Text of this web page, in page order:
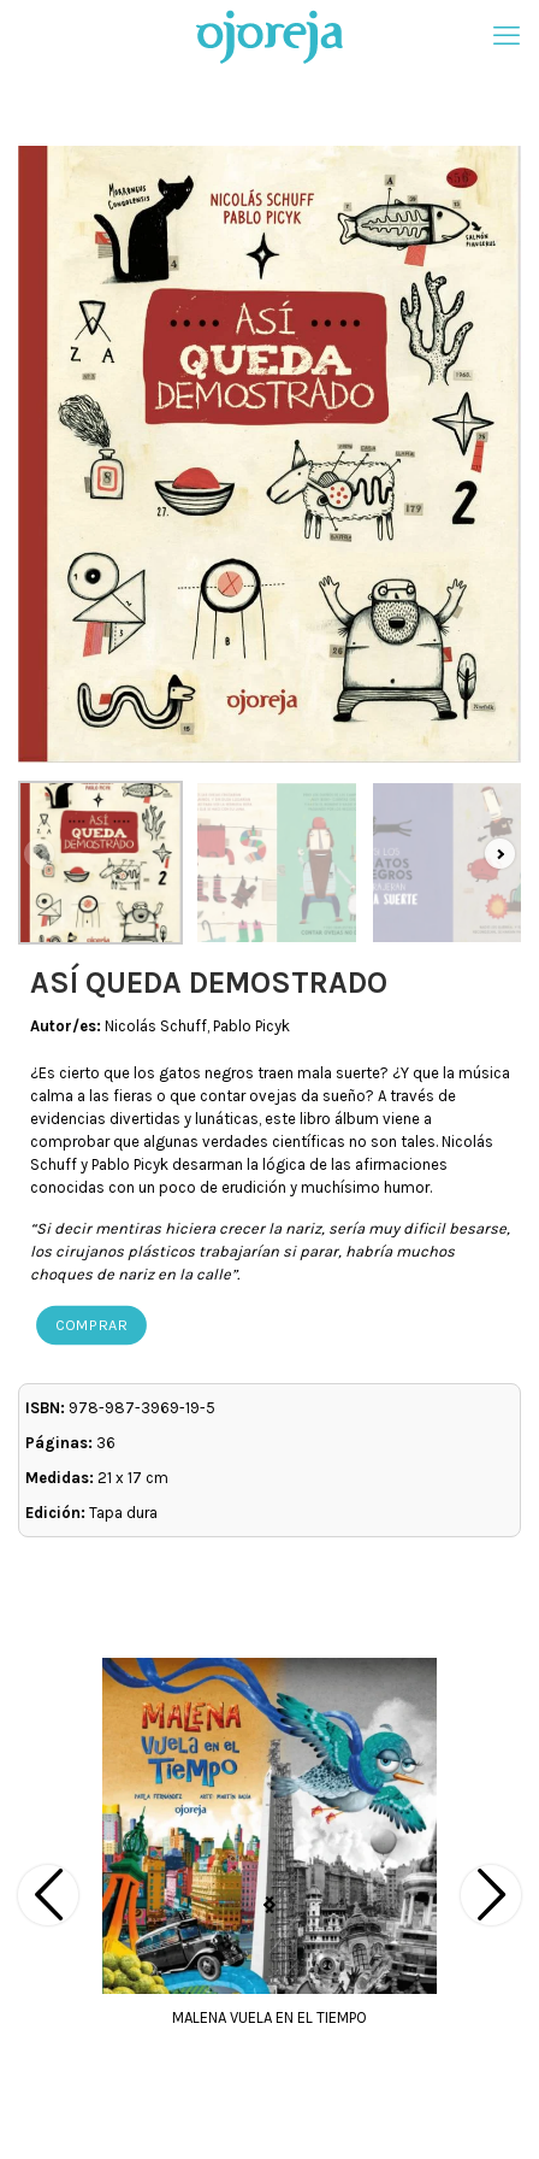
ASÍ QUEDA DEMOSTRADO
Autor/es: Nicolás Schuff, Pablo Picyk
¿Es cierto que los gatos negros traen mala suerte? ¿Y que la música
calma a las fieras o que contar ovejas da sueño? A través de
evidencias divertidas y lunáticas, este libro álbum viene a
comprobar que algunas verdades científicas no son tales. Nicolás
Schuff y Pablo Picyk desarman la lógica de las afirmaciones
conocidas con un poco de erudición y muchísimo humor.
“Si decir mentiras hiciera crecer la nariz, sería muy dificil besarse,
los cirujanos plásticos trabajarían si parar, habría muchos
choques de nariz en la calle”.
COMPRAR
ISBN: 978-987-3969-19-5
Páginas: 36
Medidas: 21 x 17 cm
Edición: Tapa dura
MALENA VUELA EN EL TIEMPO